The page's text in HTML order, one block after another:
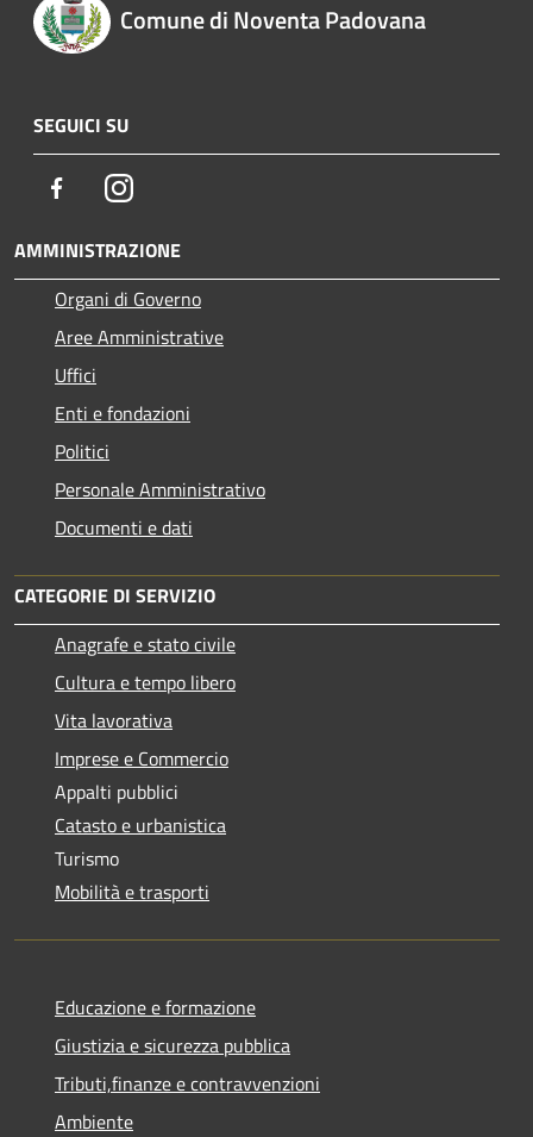
Comune di Noventa Padovana
SEGUICI SU
FacebookInstagram
AMMINISTRAZIONE
Organi di Governo
Aree Amministrative
Uffici
Enti e fondazioni
Politici
Personale Amministrativo
Documenti e dati
CATEGORIE DI SERVIZIO
Anagrafe e stato civile
Cultura e tempo libero
Vita lavorativa
Imprese e Commercio
Appalti pubblici
Catasto e urbanistica
Turismo
Mobilità e trasporti
Educazione e formazione
Giustizia e sicurezza pubblica
Tributi,finanze e contravvenzioni
Ambiente